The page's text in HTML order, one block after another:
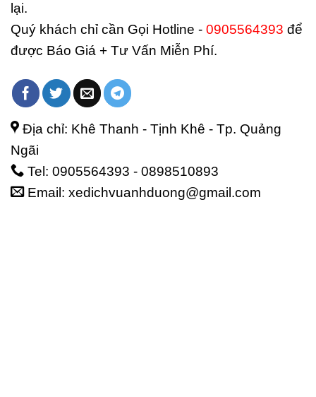
lại.
Quý khách chỉ cần Gọi Hotline - 0905564393 để
được Báo Giá + Tư Vấn Miễn Phí.
Địa chỉ: Khê Thanh - Tịnh Khê - Tp. Quảng
Ngãi
Tel: 0905564393 - 0898510893
Email: xedichvuanhduong@gmail.com